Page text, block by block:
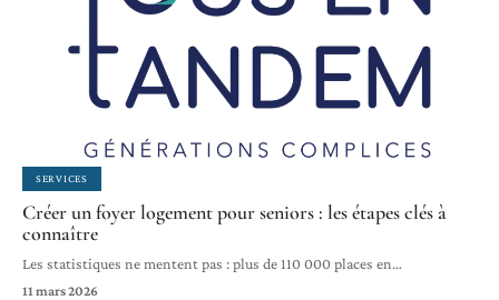
SERVICES
Créer un foyer logement pour seniors : les étapes clés à
connaître
Les statistiques ne mentent pas : plus de 110 000 places en…
11 mars 2026